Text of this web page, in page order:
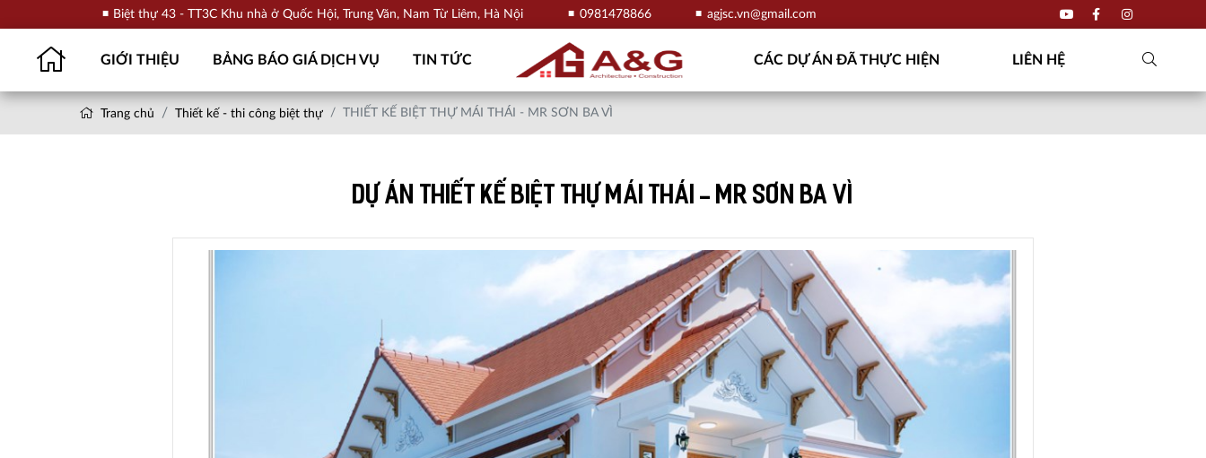
Biệt thự 43 - TT3C Khu nhà ở Quốc Hội, Trung Văn, Nam Từ Liêm, Hà Nội 0981478866 agjsc.vn@gmail.com
GIỚI THIỆU BẢNG BÁO GIÁ DỊCH VỤ TIN TỨC CÁC DỰ ÁN ĐÃ THỰC HIỆN LIÊN HỆ
Trang chủ Thiết kế - thi công biệt thự THIẾT KẾ BIỆT THỰ MÁI THÁI - MR SƠN BA VÌ
DỰ ÁN THIẾT KẾ BIỆT THỰ MÁI THÁI - MR SƠN BA VÌ